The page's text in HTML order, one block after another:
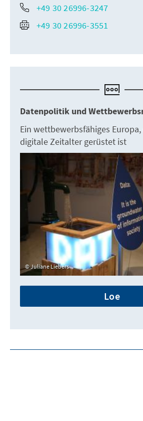
+49 30 26996-3247
+49 30 26996-3551
Datenpolitik und
Ein wettbewerbsfähiges
digitale Zeitalter gerüstet ist
Juliane Liebers
Loe